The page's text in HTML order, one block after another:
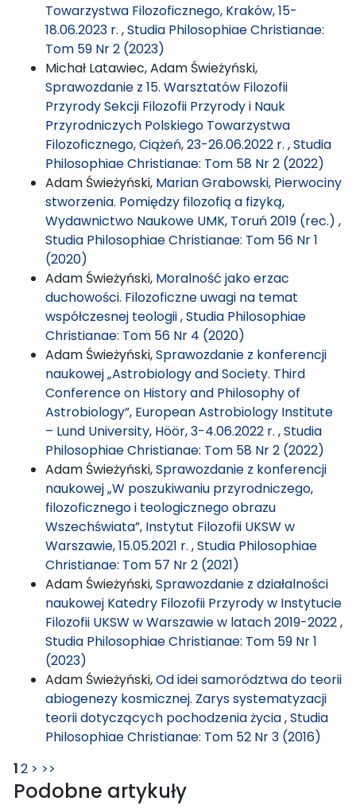
Towarzystwa Filozoficznego, Kraków, 15-
18.06.2023 r. ,Studia Philosophiae Christianae:
Tom 59 Nr 2 (2023)
Michał Latawiec, Adam Świeżyński,
Sprawozdanie z 15. Warsztatów Filozofii
Przyrody Sekcji Filozofii Przyrody i Nauk
Przyrodniczych Polskiego Towarzystwa
Filozoficznego, Ciążeń, 23-26.06.2022 r. ,Studia
Philosophiae Christianae: Tom 58 Nr 2 (2022)
Adam Świeżyński, Marian Grabowski, Pierwociny
stworzenia. Pomiędzy filozofią a fizyką,
Wydawnictwo Naukowe UMK, Toruń 2019 (rec.) ,
Studia Philosophiae Christianae: Tom 56 Nr 1
(2020)
Adam Świeżyński, Moralność jako erzac
duchowości. Filozoficzne uwagi na temat
współczesnej teologii,Studia Philosophiae
Christianae: Tom 56 Nr 4 (2020)
Adam Świeżyński,Sprawozdanie z konferencji
naukowej „Astrobiology and Society. Third
Conference on History and Philosophy of
Astrobiology”, European Astrobiology Institute
– Lund University, Höör, 3-4.06.2022 r. ,Studia
Philosophiae Christianae: Tom 58 Nr 2 (2022)
Adam Świeżyński,Sprawozdanie z konferencji
naukowej „W poszukiwaniu przyrodniczego,
filozoficznego i teologicznego obrazu
Wszechświata”, Instytut Filozofii UKSW w
Warszawie, 15.05.2021 r. ,Studia Philosophiae
Christianae: Tom 57 Nr 2 (2021)
Adam Świeżyński,Sprawozdanie z działalności
naukowej Katedry Filozofii Przyrody w Instytucie
Filozofii UKSW w Warszawie w latach 2019-2022,
Studia Philosophiae Christianae: Tom 59 Nr 1
(2023)
Adam Świeżyński,Od idei samorództwa do teorii
abiogenezy kosmicznej. Zarys systematyzacji
teorii dotyczących pochodzenia życia,Studia
Philosophiae Christianae: Tom 52 Nr 3 (2016)
12 > >>
Podobne artykuły